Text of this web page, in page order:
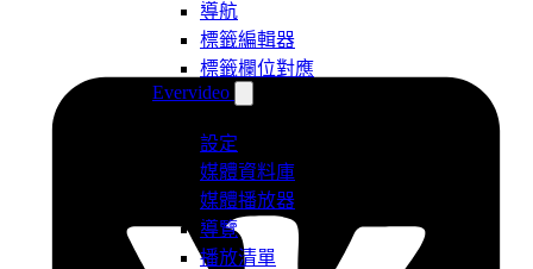
導航
標籤編輯器
標籤欄位對應
Evervideo
設定
媒體資料庫
媒體播放器
導覽
播放清單